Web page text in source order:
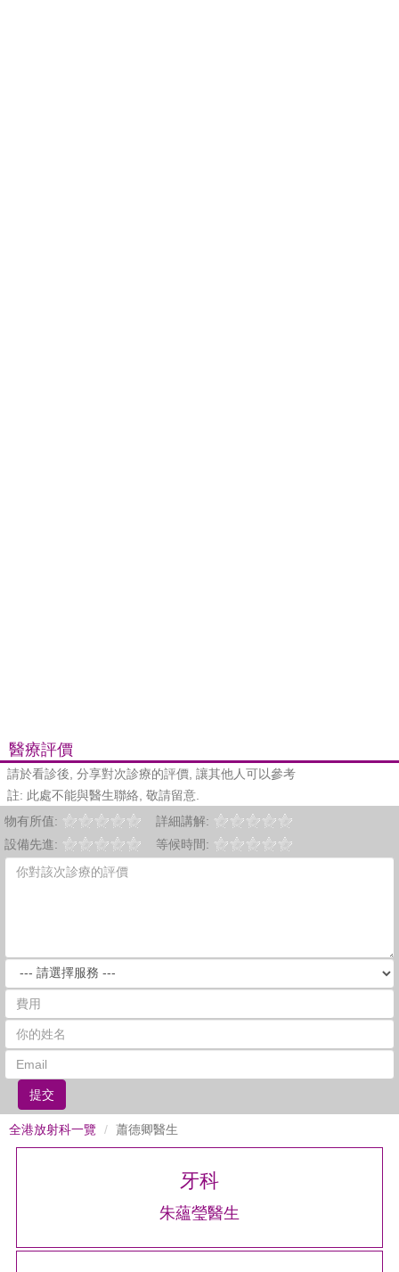
醫療評價
請於看診後, 分享對次診療的評價, 讓其他人可以參考
註: 此處不能與醫生聯絡, 敬請留意.
物有所值:
詳細講解:
設備先進:
等候時間:
提交
全港放射科一覽 蕭德卿醫生
牙科
朱蘊瑩醫生